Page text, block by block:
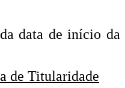
data de início da
de Titularidade